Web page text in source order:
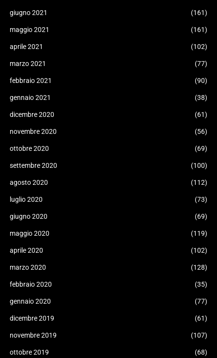
giugno 2021 (161)
maggio 2021 (161)
aprile 2021 (102)
marzo 2021 (77)
febbraio 2021 (90)
gennaio 2021 (38)
dicembre 2020 (61)
novembre 2020 (56)
ottobre 2020 (69)
settembre 2020 (100)
agosto 2020 (112)
luglio 2020 (73)
giugno 2020 (69)
maggio 2020 (119)
aprile 2020 (102)
marzo 2020 (128)
febbraio 2020 (35)
gennaio 2020 (77)
dicembre 2019 (61)
novembre 2019 (107)
ottobre 2019 (68)